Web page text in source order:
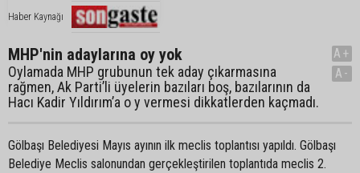
Haber Kaynağı
MHP'nin adaylarına oy yok
Oylamada MHP grubunun tek aday çıkarmasına
rağmen, Ak Parti’li üyelerin bazıları boş, bazılarının da
Hacı Kadir Yıldırım’a o y vermesi dikkatlerden kaçmadı.
A+
A-
Gölbaşı Belediyesi Mayıs ayının ilk meclis toplantısı yapıldı. Gölbaşı
Belediye Meclis salonundan gerçekleştirilen toplantıda meclis 2.